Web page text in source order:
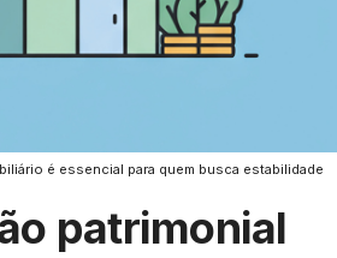
é essencial para quem busca estabilidade
patrimonial